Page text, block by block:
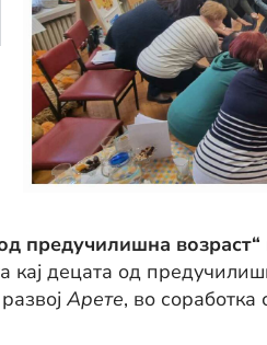
предучилишна возраст“
децата од
Арете, во соработка